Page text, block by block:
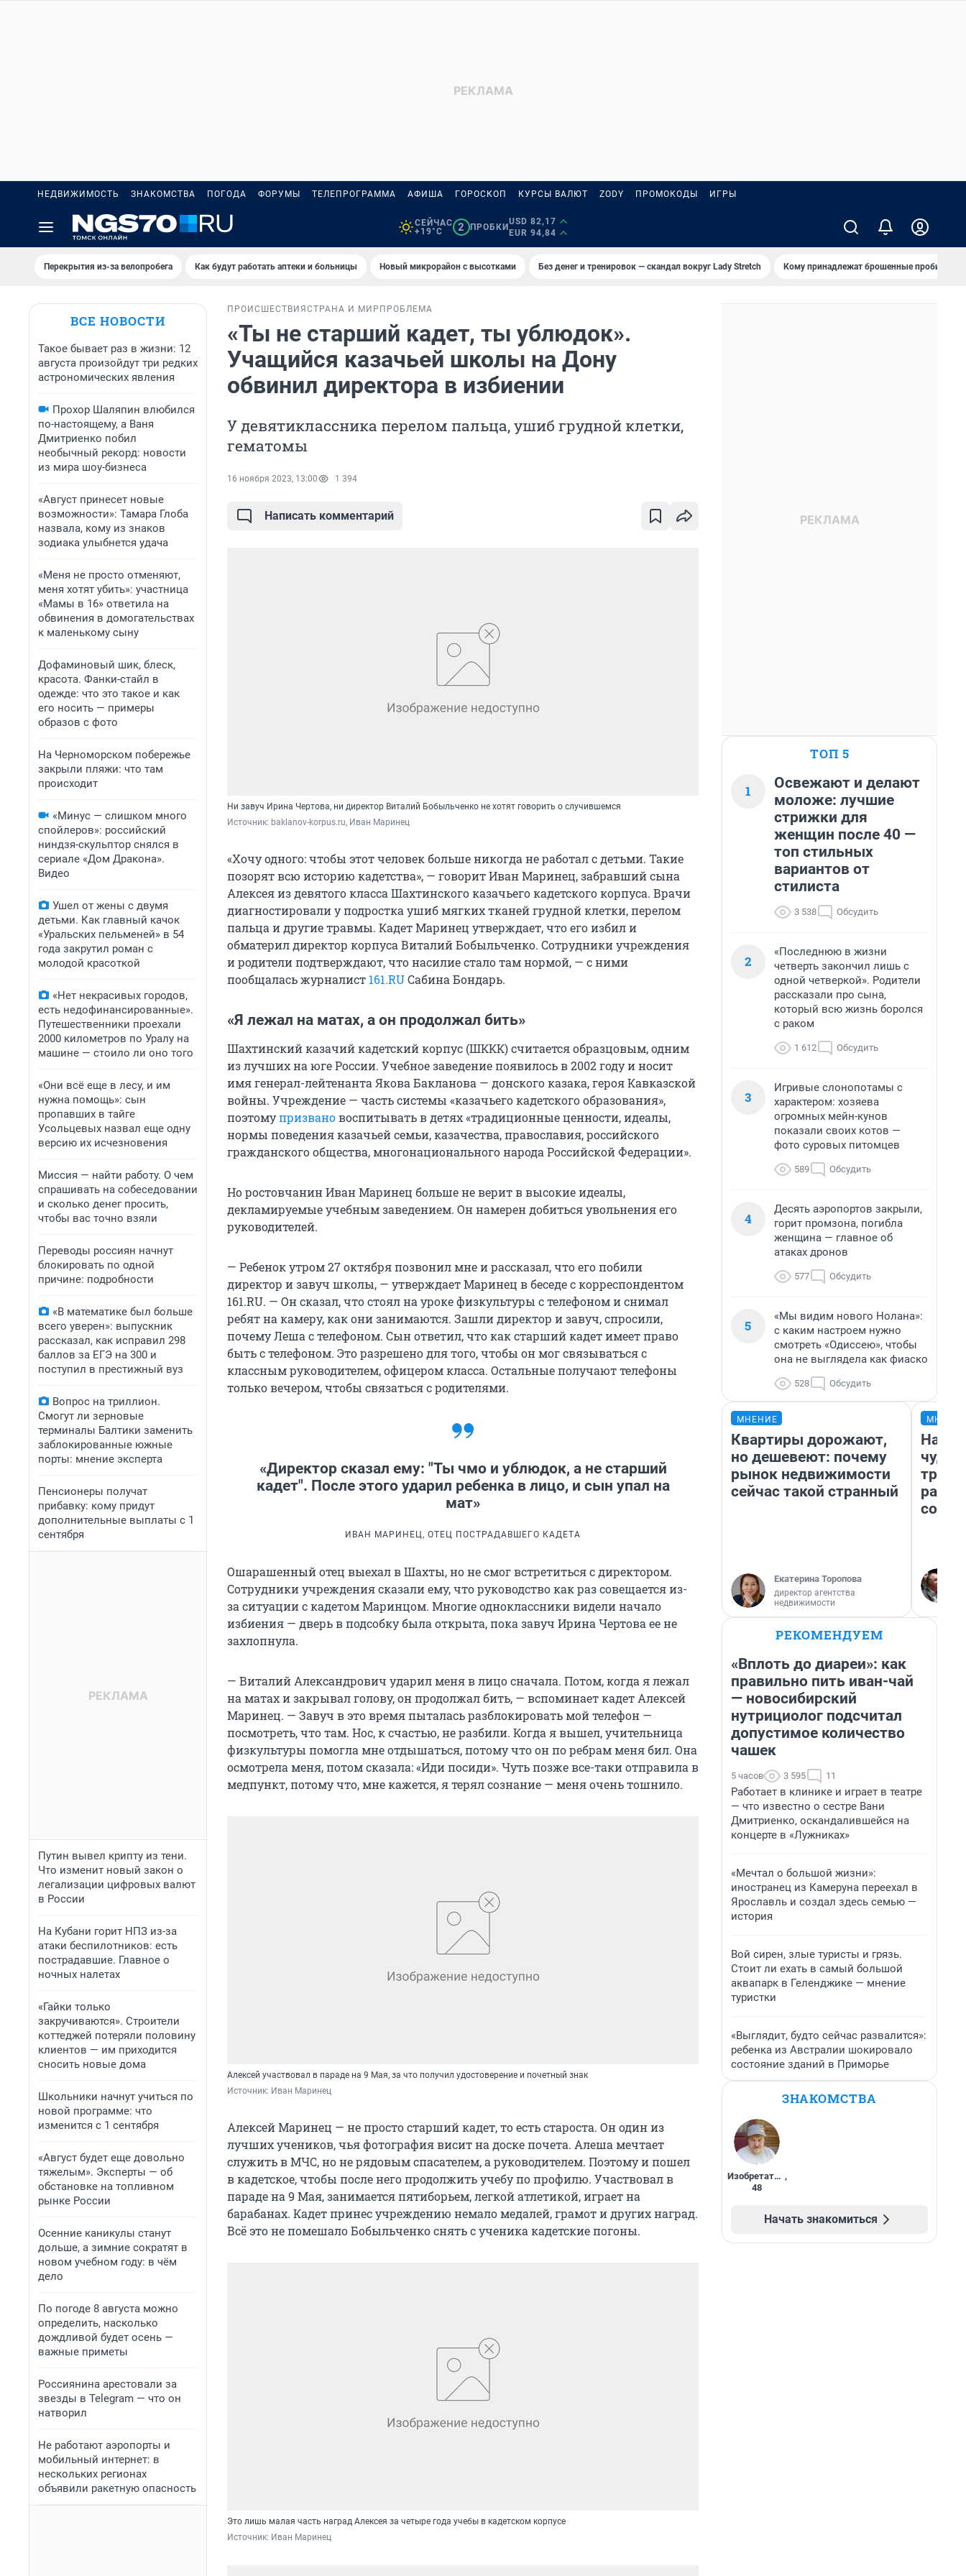
НЕДВИЖИМОСТЬ ЗНАКОМСТВА ПОГОДА ФОРУМЫ ТЕЛЕПРОГРАММА АФИША ГОРОСКОП КУРСЫ ВАЛЮТ ZODY ПРОМОКОДЫ ИГРЫ
СЕЙЧАС
+19°C
2 ПРОБКИ
USD 82,17
EUR 94,84
Перекрытия из-за велопробега Как будут работать аптеки и больницы Новый микрорайон с высотками Без денег и тренировок — скандал вокруг Lady Stretch Кому принадлежат брошенные пробирки?
ВСЕ НОВОСТИ
Такое бывает раз в жизни: 12
августа произойдут три редких
астрономических явления
Прохор Шаляпин влюбился
по-настоящему, а Ваня
Дмитриенко побил
необычный рекорд: новости
из мира шоу-бизнеса
«Август принесет новые
возможности»: Тамара Глоба
назвала, кому из знаков
зодиака улыбнется удача
«Меня не просто отменяют,
меня хотят убить»: участница
«Мамы в 16» ответила на
обвинения в домогательствах
к маленькому сыну
Дофаминовый шик, блеск,
красота. Фанки-стайл в
одежде: что это такое и как
его носить — примеры
образов с фото
На Черноморском побережье
закрыли пляжи: что там
происходит
«Минус — слишком много
спойлеров»: российский
ниндзя-скульптор снялся в
сериале «Дом Дракона».
Видео
Ушел от жены с двумя
детьми. Как главный качок
«Уральских пельменей» в 54
года закрутил роман с
молодой красоткой
«Нет некрасивых городов,
есть недофинансированные».
Путешественники проехали
2000 километров по Уралу на
машине — стоило ли оно того
«Они всё еще в лесу, и им
нужна помощь»: сын
пропавших в тайге
Усольцевых назвал еще одну
версию их исчезновения
Миссия — найти работу. О чем
спрашивать на собеседовании
и сколько денег просить,
чтобы вас точно взяли
Переводы россиян начнут
блокировать по одной
причине: подробности
«В математике был больше
всего уверен»: выпускник
рассказал, как исправил 298
баллов за ЕГЭ на 300 и
поступил в престижный вуз
Вопрос на триллион.
Смогут ли зерновые
терминалы Балтики заменить
заблокированные южные
порты: мнение эксперта
Пенсионеры получат
прибавку: кому придут
дополнительные выплаты с 1
сентября
Путин вывел крипту из тени.
Что изменит новый закон о
легализации цифровых валют
в России
На Кубани горит НПЗ из-за
атаки беспилотников: есть
пострадавшие. Главное о
ночных налетах
«Гайки только
закручиваются». Строители
коттеджей потеряли половину
клиентов — им приходится
сносить новые дома
Школьники начнут учиться по
новой программе: что
изменится с 1 сентября
«Август будет еще довольно
тяжелым». Эксперты — об
обстановке на топливном
рынке России
Осенние каникулы станут
дольше, а зимние сократят в
новом учебном году: в чём
дело
По погоде 8 августа можно
определить, насколько
дождливой будет осень —
важные приметы
Россиянина арестовали за
звезды в Telegram — что он
натворил
Не работают аэропорты и
мобильный интернет: в
нескольких регионах
объявили ракетную опасность
ПРОИСШЕСТВИЯ СТРАНА И МИР ПРОБЛЕМА
«Ты не старший кадет, ты ублюдок».
Учащийся казачьей школы на Дону
обвинил директора в избиении
У девятиклассника перелом пальца, ушиб грудной клетки,
гематомы
16 ноября 2023, 13:00 1 394
Написать комментарий
Ни завуч Ирина Чертова, ни директор Виталий Бобыльченко не хотят говорить о случившемся
Источник: baklanov-korpus.ru, Иван Маринец
«Хочу одного: чтобы этот человек больше никогда не работал с детьми. Такие
позорят всю историю кадетства», — говорит Иван Маринец, забравший сына
Алексея из девятого класса Шахтинского казачьего кадетского корпуса. Врачи
диагностировали у подростка ушиб мягких тканей грудной клетки, перелом
пальца и другие травмы. Кадет Маринец утверждает, что его избил и
обматерил директор корпуса Виталий Бобыльченко. Сотрудники учреждения
и родители подтверждают, что насилие стало там нормой, — с ними
пообщалась журналист 161.RUСабина Бондарь.
«Я лежал на матах, а он продолжал бить»
Шахтинский казачий кадетский корпус (ШККК) считается образцовым, одним
из лучших на юге России. Учебное заведение появилось в 2002 году и носит
имя генерал-лейтенанта Якова Бакланова — донского казака, героя Кавказской
войны. Учреждение — часть системы «казачьего кадетского образования»,
поэтомупризвановоспитывать в детях «традиционные ценности, идеалы,
нормы поведения казачьей семьи, казачества, православия, российского
гражданского общества, многонационального народа Российской Федерации».
Но ростовчанин Иван Маринец больше не верит в высокие идеалы,
декламируемые учебным заведением. Он намерен добиться увольнения его
руководителей.
— Ребенок утром 27 октября позвонил мне и рассказал, что его побили
директор и завуч школы, — утверждает Маринец в беседе с корреспондентом
161.RU. — Он сказал, что стоял на уроке физкультуры с телефоном и снимал
ребят на камеру, как они занимаются. Зашли директор и завуч, спросили,
почему Леша с телефоном. Сын ответил, что как старший кадет имеет право
быть с телефоном. Это разрешено для того, чтобы он мог связываться с
классным руководителем, офицером класса. Остальные получают телефоны
только вечером, чтобы связаться с родителями.
«Директор сказал ему: "Ты чмо и ублюдок, а не старший
кадет". После этого ударил ребенка в лицо, и сын упал на
мат»
ИВАН МАРИНЕЦ, ОТЕЦ ПОСТРАДАВШЕГО КАДЕТА
Ошарашенный отец выехал в Шахты, но не смог встретиться с директором.
Сотрудники учреждения сказали ему, что руководство как раз совещается из-
за ситуации с кадетом Маринцом. Многие одноклассники видели начало
избиения — дверь в подсобку была открыта, пока завуч Ирина Чертова ее не
захлопнула.
— Виталий Александрович ударил меня в лицо сначала. Потом, когда я лежал
на матах и закрывал голову, он продолжал бить, — вспоминает кадет Алексей
Маринец. — Завуч в это время пыталась разблокировать мой телефон —
посмотреть, что там. Нос, к счастью, не разбили. Когда я вышел, учительница
физкультуры помогла мне отдышаться, потому что он по ребрам меня бил. Она
осмотрела меня, потом сказала: «Иди посиди». Чуть позже все-таки отправила в
медпункт, потому что, мне кажется, я терял сознание — меня очень тошнило.
Алексей участвовал в параде на 9 Мая, за что получил удостоверение и почетный знак
Источник: Иван Маринец
Алексей Маринец — не просто старший кадет, то есть староста. Он один из
лучших учеников, чья фотография висит на доске почета. Алеша мечтает
служить в МЧС, но не рядовым спасателем, а руководителем. Поэтому и пошел
в кадетское, чтобы после него продолжить учебу по профилю. Участвовал в
параде на 9 Мая, занимается пятиборьем, легкой атлетикой, играет на
барабанах. Кадет принес учреждению немало медалей, грамот и других наград.
Всё это не помешало Бобыльченко снять с ученика кадетские погоны.
Это лишь малая часть наград Алексея за четыре года учебы в кадетском корпусе
Источник: Иван Маринец
ТОП 5
1
Освежают и делают
моложе: лучшие
стрижки для
женщин после 40 —
топ стильных
вариантов от
стилиста
3 538 Обсудить
2
«Последнюю в жизни
четверть закончил лишь с
одной четверкой». Родители
рассказали про сына,
который всю жизнь боролся
с раком
1 612 Обсудить
3
Игривые слонопотамы с
характером: хозяева
огромных мейн-кунов
показали своих котов —
фото суровых питомцев
589 Обсудить
4
Десять аэропортов закрыли,
горит промзона, погибла
женщина — главное об
атаках дронов
577 Обсудить
5
«Мы видим нового Нолана»:
с каким настроем нужно
смотреть «Одиссею», чтобы
она не выглядела как фиаско
528 Обсудить
МНЕНИЕ
Квартиры дорожают,
но дешевеют: почему
рынок недвижимости
сейчас такой странный
Екатерина Торопова
директор агентства
недвижимости
РЕКОМЕНДУЕМ
«Вплоть до диареи»: как
правильно пить иван-чай
— новосибирский
нутрициолог подсчитал
допустимое количество
чашек
5 часов 3 595 11
Работает в клинике и играет в театре
— что известно о сестре Вани
Дмитриенко, оскандалившейся на
концерте в «Лужниках»
«Мечтал о большой жизни»:
иностранец из Камеруна переехал в
Ярославль и создал здесь семью —
история
Вой сирен, злые туристы и грязь.
Стоит ли ехать в самый большой
аквапарк в Геленджике — мнение
туристки
«Выглядит, будто сейчас развалится»:
ребенка из Австралии шокировало
состояние зданий в Приморье
ЗНАКОМСТВА
Изобретатель ,
48
Начать знакомиться